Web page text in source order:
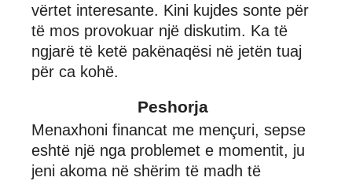
vërtet interesante. Kini kujdes sonte për
të mos provokuar një diskutim. Ka të
ngjarë të ketë pakënaqësi në jetën tuaj
për ca kohë.
Peshorja
Menaxhoni financat me mençuri, sepse
eshtë një nga problemet e momentit, ju
jeni akoma në shërim të madh të